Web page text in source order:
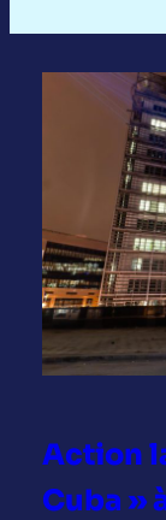
Action
Cuba »